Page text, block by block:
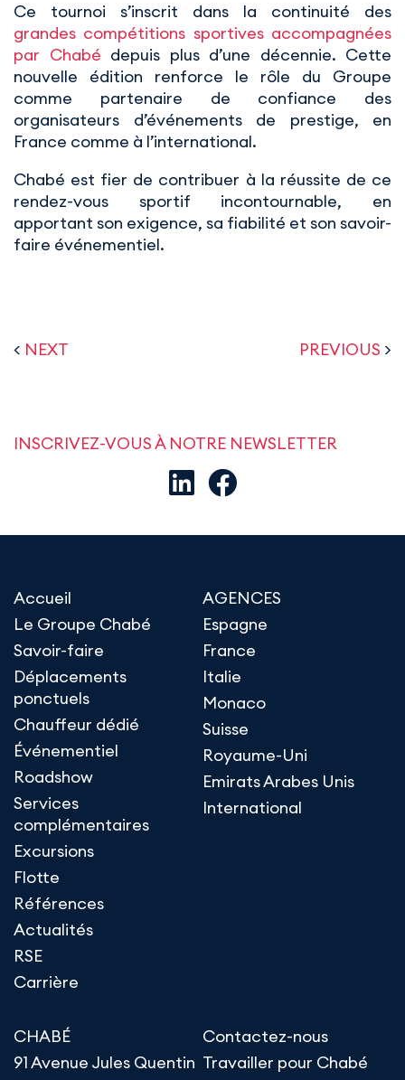
Ce tournoi s’inscrit dans la continuité des
grandes compétitions sportives accompagnées
par Chabé depuis plus d’une décennie. Cette
nouvelle édition renforce le rôle du Groupe
comme partenaire de confiance des
organisateurs d’événements de prestige, en
France comme à l’international.
Chabé est fier de contribuer à la réussite de ce
rendez-vous sportif incontournable, en
apportant son exigence, sa fiabilité et son savoir-
faire événementiel.
< NEXT PREVIOUS >
INSCRIVEZ-VOUS À NOTRE NEWSLETTER
Accueil
Le Groupe Chabé
Savoir-faire
Déplacements
ponctuels
Chauffeur dédié
Événementiel
Roadshow
Services
complémentaires
Excursions
Flotte
Références
Actualités
RSE
Carrière
AGENCES
Espagne
France
Italie
Monaco
Suisse
Royaume-Uni
Emirats Arabes Unis
International
CHABÉ
91 Avenue Jules Quentin
Contactez-nous
Travailler pour Chabé